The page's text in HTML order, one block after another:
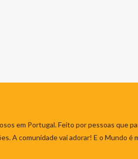
em Portugal. Feito por pessoas que
A comunidade vai adorar! E o Mundo é